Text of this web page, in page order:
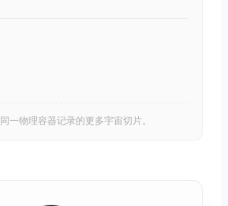
一物理容器记录的更多宇宙切片。